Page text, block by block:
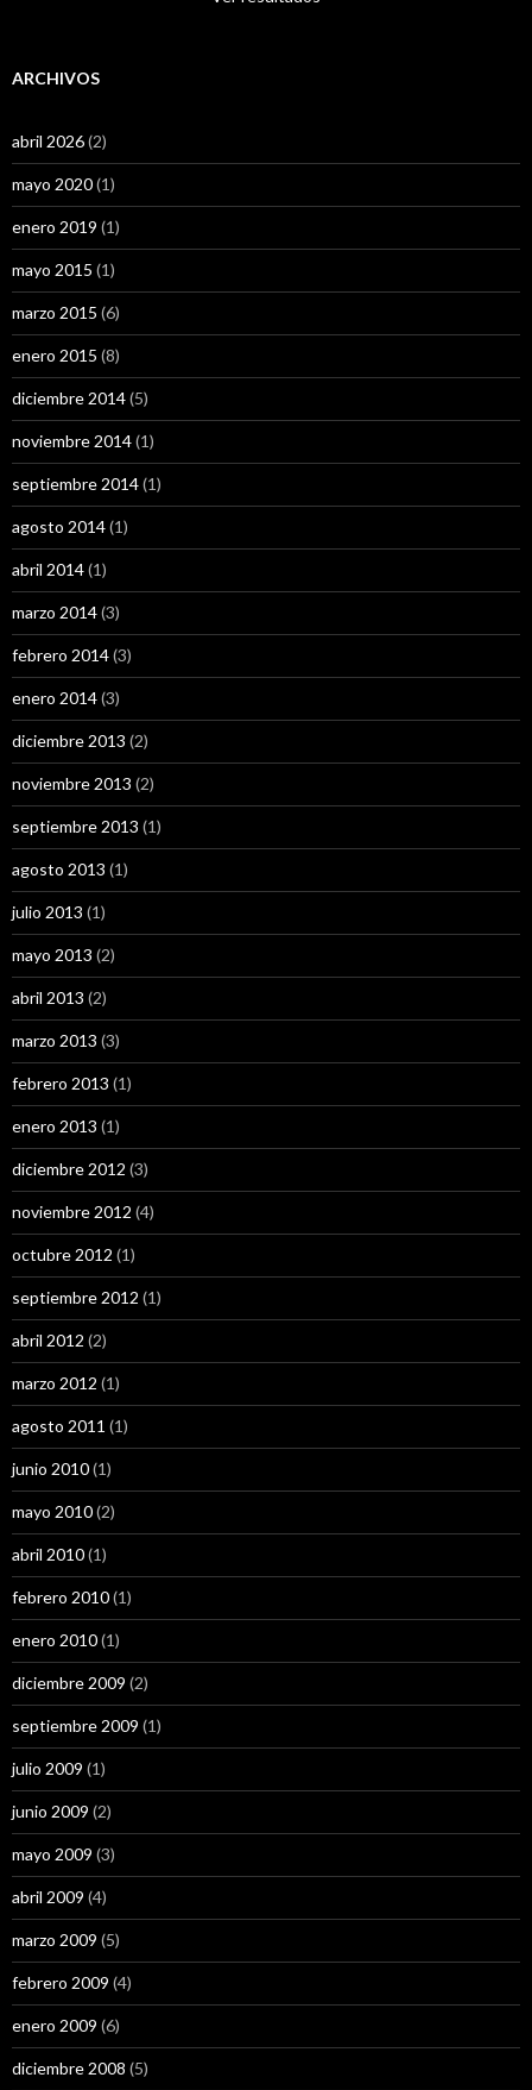
ARCHIVOS
abril 2026(2)
mayo 2020(1)
enero 2019 (1)
mayo 2015 (1)
marzo 2015 (6)
enero 2015 (8)
diciembre 2014(5)
noviembre 2014(1)
septiembre 2014(1)
agosto 2014(1)
abril 2014(1)
marzo 2014(3)
febrero 2014(3)
enero 2014(3)
diciembre 2013 (2)
noviembre 2013 (2)
septiembre 2013 (1)
agosto 2013 (1)
julio 2013 (1)
mayo 2013 (2)
abril 2013 (2)
marzo 2013 (3)
febrero 2013 (1)
enero 2013 (1)
diciembre 2012 (3)
noviembre 2012 (4)
octubre 2012 (1)
septiembre 2012 (1)
abril 2012 (2)
marzo 2012 (1)
agosto 2011 (1)
junio 2010(1)
mayo 2010(2)
abril 2010(1)
febrero 2010(1)
enero 2010(1)
diciembre 2009 (2)
septiembre 2009 (1)
julio 2009 (1)
junio 2009 (2)
mayo 2009 (3)
abril 2009 (4)
marzo 2009 (5)
febrero 2009 (4)
enero 2009 (6)
diciembre 2008 (5)